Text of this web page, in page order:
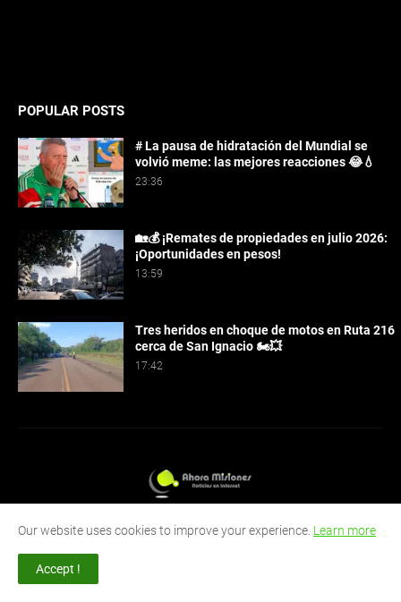
POPULAR POSTS
# La pausa de hidratación del Mundial se
volvió meme: las mejores reacciones 😂💧
23:36
🏡💰 ¡Remates de propiedades en julio 2026:
¡Oportunidades en pesos!
13:59
Tres heridos en choque de motos en Ruta 216
cerca de San Ignacio 🏍️💥
17:42
Ahora Misiones es tu fuente confiable de noticias locales,
cobertura diaria y análisis profundo de los eventos que impactan
Our website uses cookies to improve your experience. Learn more
Accept !